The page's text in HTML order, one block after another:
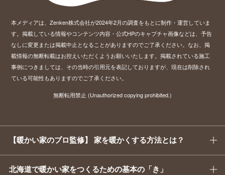
本メディアは、Zenken株式会社が2024年2月の調査をもとに制作・運営していま
す。掲載している情報やコンテンツ内容・公式HPのキャプチャ画像などは、予告
なしに変更または掲載中止となることがありますのでご了承ください。なお、掲
載情報の無断転載はお控えいただくようお願いいたします。掲載されている施工
事例につきましては、その当時の引用元を表記しておりますが、現在は削除され
ている可能性もありますのでご了承ください。
無断転用禁止 (Unauthorized copying prohibited.)
【暖かい家のプロ監修】 家を暖かくする方法とは？
北海道で暖かい家をつくるための基本の「き」